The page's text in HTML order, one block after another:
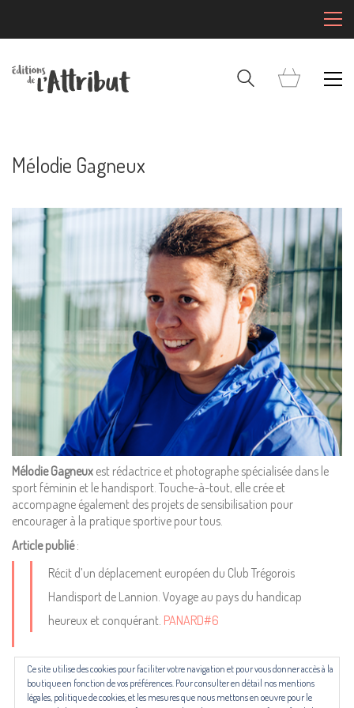
Mélodie Gagneux
Mélodie Gagneux est rédactrice et photographe spécialisée dans le
sport féminin et le handisport. Touche-à-tout, elle crée et
accompagne également des projets de sensibilisation pour
encourager à la pratique sportive pour tous.
Article publié:
Récit d’un déplacement européen du Club Trégorois
Handisport de Lannion. Voyage au pays du handicap
heureux et conquérant. PANARD#6
Mentions Légales
Pour consulter nos CGV,
mentions légales,
politique de cookies :
cliquez ici
Pour nous contacter ou s'inscrire à l'infolettre mensuelle
diffusion@editions-attribut.fr
Régie publicitaire
Les revues NECTART, DARD/DARD et PANARD bénéficient d’une aide
du Centre national du livre (CNL) puis de la Région Occitanie, de la
Ce site utilise des cookies pour faciliter votre navigation et pour vous donner accès à la
boutique en fonction de vos préférences. Pour consulter en détail nos mentions
légales, politique de cookies, et les mesures que nous mettons en oeuvre pour le